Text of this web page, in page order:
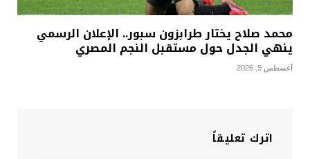
محمد صلاح يختار طرابزون سبور.. الإعلان الرسمي
ينهي الجدل حول مستقبل النجم المصري
أغسطس 5, 2026
اترك تعليقاً